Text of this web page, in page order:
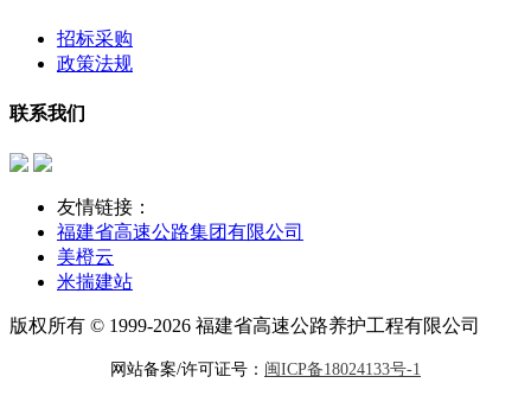
招标采购
政策法规
联系我们
友情链接：
福建省高速公路集团有限公司
美橙云
米揣建站
版权所有 © 1999-2026 福建省高速公路养护工程有限公司
网站备案/许可证号： 闽ICP备18024133号-1